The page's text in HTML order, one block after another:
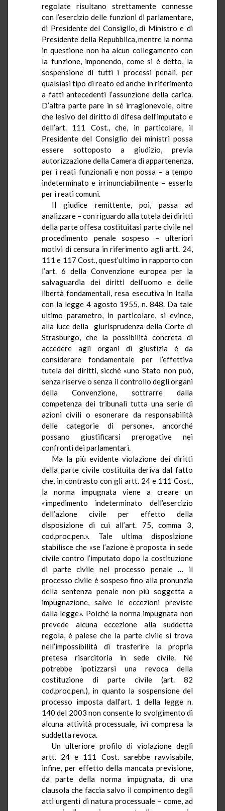
regolate risultano strettamente connesse
con l’esercizio delle funzioni di parlamentare,
di Presidente del Consiglio, di Ministro e di
Presidente della Repubblica, mentre la norma
in questione non ha alcun collegamento con
la funzione, imponendo, come si è detto, la
sospensione di tutti i processi penali, per
qualsiasi tipo di reato ed anche in riferimento
a fatti antecedenti l’assunzione della carica.
D’altra parte pare in sé irragionevole, oltre
che lesivo del diritto di difesa dell’imputato e
dell’art. 111 Cost., che, in particolare, il
Presidente del Consiglio dei ministri possa
essere sottoposto a giudizio, previa
autorizzazione della Camera di appartenenza,
per i reati funzionali e non possa – a tempo
indeterminato e irrinunciabilmente – esserlo
per i reati comuni.
Il giudice remittente, poi, passa ad
analizzare – con riguardo alla tutela dei diritti
della parte offesa costituitasi parte civile nel
procedimento penale sospeso – ulteriori
motivi di censura in riferimento agli artt. 24,
111 e 117 Cost., quest’ultimo in rapporto con
l’art. 6 della Convenzione europea per la
salvaguardia dei diritti dell’uomo e delle
libertà fondamentali, resa esecutiva in Italia
con la legge 4 agosto 1955, n. 848. Da tale
ultimo parametro, in particolare, si evince,
alla luce della
giurisprudenza della Corte di
Strasburgo, che la possibilità concreta di
accedere agli organi di giustizia è da
considerare fondamentale per l’effettiva
tutela dei diritti, sicché «uno Stato non può,
senza riserve o senza il controllo degli organi
della Convenzione, sottrarre dalla
competenza dei tribunali tutta una serie di
azioni civili o esonerare da responsabilità
delle categorie di persone», ancorché
possano giustificarsi prerogative nei
confronti dei parlamentari.
Ma la più evidente violazione dei diritti
della parte civile costituita deriva dal fatto
che, in contrasto con gli artt. 24 e 111 Cost.,
la norma impugnata viene a creare un
«impedimento indeterminato dell’esercizio
dell’azione civile per effetto della
disposizione di cui all’art. 75, comma 3,
cod.proc.pen.». Tale ultima disposizione
stabilisce che «se l’azione è proposta in sede
civile contro l’imputato dopo la costituzione
di parte civile nel processo penale … il
processo civile è sospeso fino alla pronunzia
della sentenza penale non più soggetta a
impugnazione, salve le eccezioni previste
dalla legge». Poiché la norma impugnata non
prevede alcuna eccezione alla suddetta
regola, è palese che la parte civile si trova
nell’impossibilità di trasferire la propria
pretesa risarcitoria in sede civile. Né
potrebbe ipotizzarsi una revoca della
costituzione di parte civile (art. 82
cod.proc.pen.), in quanto la sospensione del
processo imposta dall’art. 1 della legge n.
140 del 2003 non consente lo svolgimento di
alcuna attività processuale, ivi compresa la
suddetta revoca.
Un ulteriore profilo di violazione degli
artt. 24 e 111 Cost. sarebbe ravvisabile,
infine, per effetto della mancata previsione,
da parte della norma impugnata, di una
clausola che faccia salvo il compimento degli
atti urgenti di natura processuale – come, ad